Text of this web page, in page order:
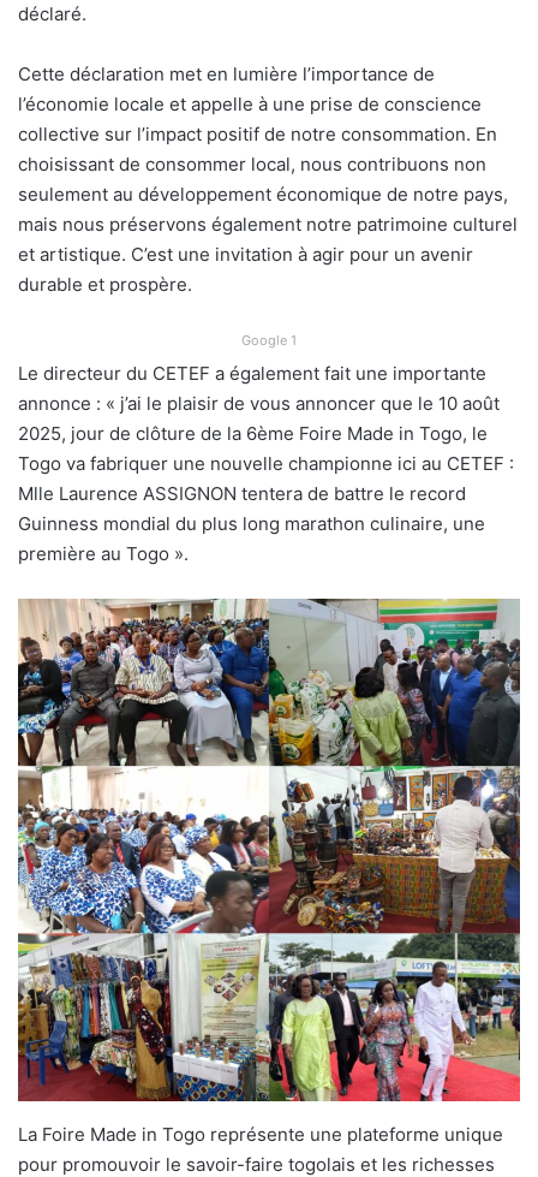
déclaré.
Cette déclaration met en lumière l’importance de
l’économie locale et appelle à une prise de conscience
collective sur l’impact positif de notre consommation. En
choisissant de consommer local, nous contribuons non
seulement au développement économique de notre pays,
mais nous préservons également notre patrimoine culturel
et artistique. C’est une invitation à agir pour un avenir
durable et prospère.
Google 1
Le directeur du CETEF a également fait une importante
annonce : « j’ai le plaisir de vous annoncer que le 10 août
2025, jour de clôture de la 6ème Foire Made in Togo, le
Togo va fabriquer une nouvelle championne ici au CETEF :
Mlle Laurence ASSIGNON tentera de battre le record
Guinness mondial du plus long marathon culinaire, une
première au Togo ».
La Foire Made in Togo représente une plateforme unique
pour promouvoir le savoir-faire togolais et les richesses